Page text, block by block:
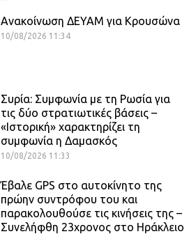
Ανακοίνωση ΔΕΥΑΜ για Κρουσώνα
10/08/2026 11:34
Συρία: Συμφωνία με τη Ρωσία για
τις δύο στρατιωτικές βάσεις –
«Ιστορική» χαρακτηρίζει τη
συμφωνία η Δαμασκός
10/08/2026 11:33
Έβαλε GPS στο αυτοκίνητο της
πρώην συντρόφου του και
παρακολουθούσε τις κινήσεις της –
Συνελήφθη 23χρονος στο Ηράκλειο